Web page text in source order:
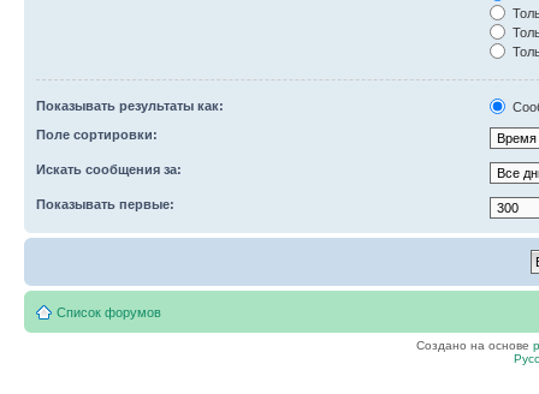
Показывать результаты как:
Поле сортировки:
Искать сообщения за:
Показывать первые:
Список форумов
Создано на основе